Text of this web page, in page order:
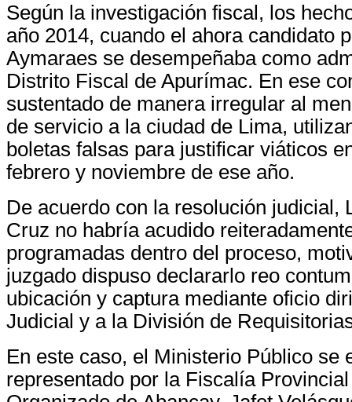
Según la investigación fiscal, los
año 2014, cuando el ahora candidato
Aymaraes se desempeñaba como
Distrito Fiscal de Apurímac. En ese
sustentado de manera irregular al
de servicio a la ciudad de Lima,
boletas falsas para justificar viáticos
febrero y noviembre de ese año.
De acuerdo con la resolución judicial,
Cruz no habría acudido
programadas dentro del proceso,
juzgado dispuso declararlo reo
ubicación y captura mediante oficio
Judicial y a la División de
En este caso, el Ministerio Público se
representado por la Fiscalía